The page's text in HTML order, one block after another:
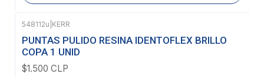
Agotado
548112u KERR
PUNTAS PULIDO RESINA IDENTOFLEX BRILLO
COPA 1 UNID
$1.500 CLP